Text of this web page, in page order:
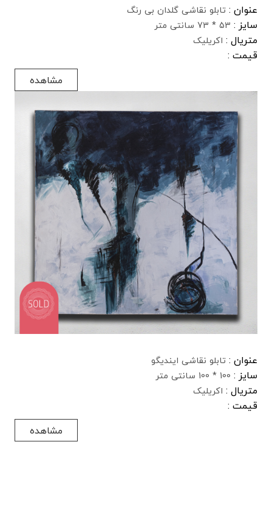
عنوان : تابلو نقاشی گلدان بی رنگ
سایز : 53 * 73 سانتی متر
متریال : اکریلیک
قیمت :
مشاهده
عنوان : تابلو نقاشی ایندیگو
سایز : 100 * 100 سانتی متر
متریال : اکریلیک
قیمت :
مشاهده